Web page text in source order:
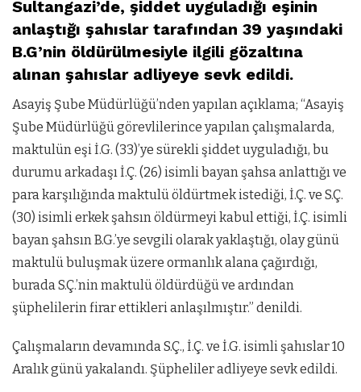
Sultangazi’de, şiddet uyguladığı eşinin
anlaştığı şahıslar tarafından 39 yaşındaki
B.G’nin öldürülmesiyle ilgili gözaltına
alınan şahıslar adliyeye sevk edildi.
Asayiş Şube Müdürlüğü’nden yapılan açıklama; “Asayiş
Şube Müdürlüğü görevlilerince yapılan çalışmalarda,
maktulün eşi İ.G. (33)’ye sürekli şiddet uyguladığı, bu
durumu arkadaşı İ.Ç. (26) isimli bayan şahsa anlattığı ve
para karşılığında maktulü öldürtmek istediği, İ.Ç. ve S.Ç.
(30) isimli erkek şahsın öldürmeyi kabul ettiği, İ.Ç. isimli
bayan şahsın B.G.’ye sevgili olarak yaklaştığı, olay günü
maktulü buluşmak üzere ormanlık alana çağırdığı,
burada S.Ç.’nin maktulü öldürdüğü ve ardından
şüphelilerin firar ettikleri anlaşılmıştır.” denildi.
Çalışmaların devamında S.Ç., İ.Ç. ve İ.G. isimli şahıslar 10
Aralık günü yakalandı. Şüpheliler adliyeye sevk edildi.